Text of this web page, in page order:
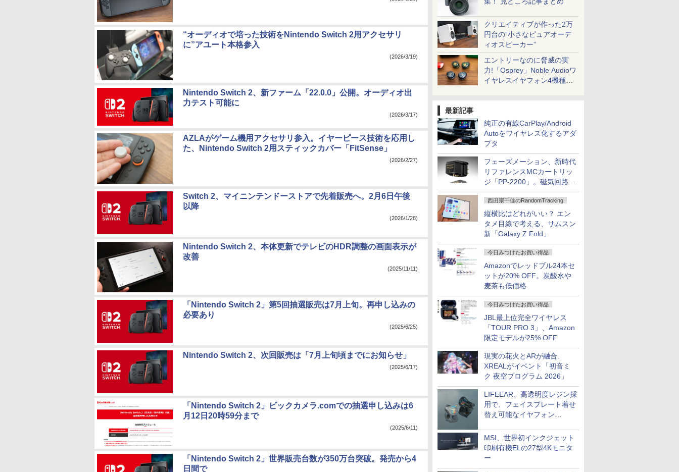
クリエイティブが作った2万
円台の“小さなピュアオーデ
ィオスピーカー”
エントリーなのに脅威の実
力!「Osprey」Noble Audioワ
イヤレスイヤフォン4機種を
最新記事
純正の有線CarPlay/Android
Autoをワイヤレス化するアダ
プタ
フェーズメーション、新時代
リファレンスMCカートリッ
ジ「PP-2200」。磁気回路や
ハウジングを根本から見直し
西田宗千佳のRandomTracking
縦横比はどれがいい？ エン
タメ目線で考える、サムスン
新「Galaxy Z Fold」
今日みつけたお買い得品
Amazonでレッドブル24本セ
ットが20% OFF。炭酸水や
麦茶も低価格
今日みつけたお買い得品
JBL最上位完全ワイヤレス
「TOUR PRO 3」、Amazon
限定モデルが25% OFF
現実の花火とARが融合、
XREALがイベント「初音ミ
ク 夜空プログラム 2026」
LIFEEAR、高透明度レジン採
用で、フェイスプレート着せ
替え可能なイヤフォン
MSI、世界初インクジェット
印刷有機ELの27型4Kモニタ
ー
“オーディオで培った技術をNintendo Switch 2用アクセサリ
に”アユート本格参入
(2026/3/19)
Nintendo Switch 2、新ファーム「22.0.0」公開。オーディオ出
力テスト可能に
(2026/3/17)
AZLAがゲーム機用アクセサリ参入。イヤーピース技術を応用し
た、Nintendo Switch 2用スティックカバー「FitSense」
(2026/2/27)
Switch 2、マイニンテンドーストアで先着販売へ。2月6日午後
以降
(2026/1/28)
Nintendo Switch 2、本体更新でテレビのHDR調整の画面表示が
改善
(2025/11/11)
「Nintendo Switch 2」第5回抽選販売は7月上旬。再申し込みの
必要あり
(2025/6/25)
Nintendo Switch 2、次回販売は「7月上旬頃までにお知らせ」
(2025/6/17)
「Nintendo Switch 2」ビックカメラ.comでの抽選申し込みは6
月12日20時59分まで
(2025/6/11)
「Nintendo Switch 2」世界販売台数が350万台突破。発売から4
日間で